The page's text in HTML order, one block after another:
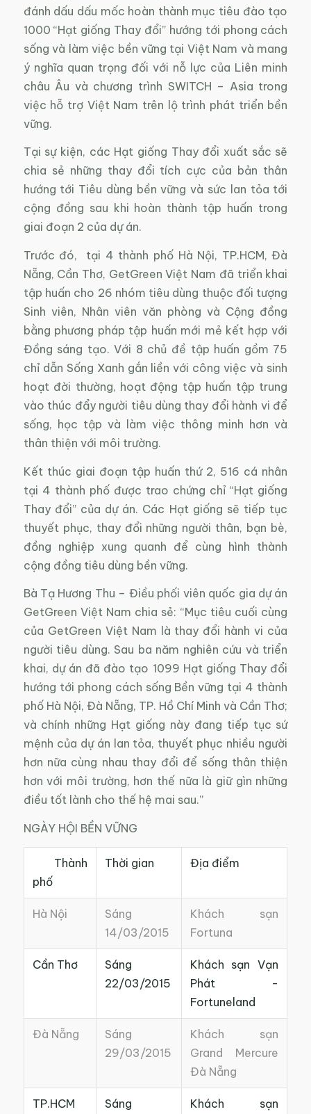
đánh dấu dấu mốc hoàn thành mục tiêu đào tạo
1000 “Hạt giống Thay đổi” hướng tới phong cách
sống và làm việc bền vững tại Việt Nam và mang
ý nghĩa quan trọng đối với nỗ lực của Liên minh
châu Âu và chương trình SWITCH – Asia trong
việc hỗ trợ Việt Nam trên lộ trình phát triển bền
vững.
Tại sự kiện, các Hạt giống Thay đổi xuất sắc sẽ
chia sẻ những thay đổi tích cực của bản thân
hướng tới Tiêu dùng bền vững và sức lan tỏa tới
cộng đồng sau khi hoàn thành tập huấn trong
giai đoạn 2 của dự án.
Trước đó, tại 4 thành phố Hà Nội, TP.HCM, Đà
Nẵng, Cần Thơ, GetGreen Việt Nam đã triển khai
tập huấn cho 26 nhóm tiêu dùng thuộc đối tượng
Sinh viên, Nhân viên văn phòng và Cộng đồng
bằng phương pháp tập huấn mới mẻ kết hợp với
Đồng sáng tạo. Với 8 chủ đề tập huấn gồm 75
chỉ dẫn Sống Xanh gắn liền với công việc và sinh
hoạt đời thường, hoạt động tập huấn tập trung
vào thúc đẩy người tiêu dùng thay đổi hành vi để
sống, học tập và làm việc thông minh hơn và
thân thiện với môi trường.
Kết thúc giai đoạn tập huấn thứ 2, 516 cá nhân
tại 4 thành phố được trao chứng chỉ “Hạt giống
Thay đổi” của dự án. Các Hạt giống sẽ tiếp tục
thuyết phục, thay đổi những người thân, bạn bè,
đồng nghiệp xung quanh để cùng hình thành
cộng đồng tiêu dùng bền vững.
Bà Tạ Hương Thu – Điều phối viên quốc gia dự án
GetGreen Việt Nam chia sẻ: “Mục tiêu cuối cùng
của GetGreen Việt Nam là thay đổi hành vi của
người tiêu dùng. Sau ba năm nghiên cứu và triển
khai, dự án đã đào tạo 1099 Hạt giống Thay đổi
hướng tới phong cách sống Bền vững tại 4 thành
phố Hà Nội, Đà Nẵng, TP. Hồ Chí Minh và Cần Thơ;
và chính những Hạt giống này đang tiếp tục sứ
mệnh của dự án lan tỏa, thuyết phục nhiều người
hơn nữa cùng nhau thay đổi để sống thân thiện
hơn với môi trường, hơn thế nữa là giữ gìn những
điều tốt lành cho thế hệ mai sau.”
NGÀY HỘI BỀN VỮNG
Thành
phố
Thời gian Địa điểm
Hà Nội
Sáng
14/03/2015
Khách sạn
Fortuna
Cần Thơ
Sáng
22/03/2015
Khách sạn Vạn
Phát -
Fortuneland
Đà Nẵng
Sáng
29/03/2015
Khách sạn
Grand Mercure
Đà Nẵng
TP.HCM
Sáng
Khách sạn